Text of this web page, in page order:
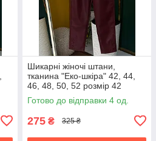
Шикарні жіночі штани,
тканина "Еко-шкіра" 42, 44,
46, 48, 50, 52 розмір 42
Готово до відправки 4 од.
275 ₴ 325 ₴